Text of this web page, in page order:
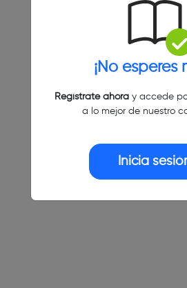
¡No esperes
Regístrate ahoray accede
a lo mejor de nuestro
Inicia